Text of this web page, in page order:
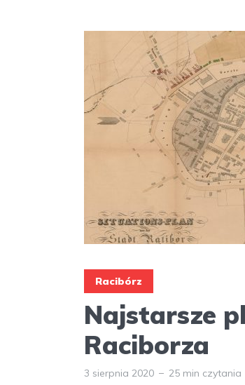
Racibórz
Najstarsze
Raciborza
3 sierpnia 2020 25 min czytania